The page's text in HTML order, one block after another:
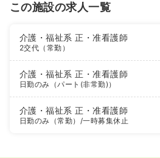
この施設の求人一覧
介護・福祉系正・准看護師
2交代（常勤）
介護・福祉系正・准看護師
日勤のみ（パート(非常勤)）
介護・福祉系正・准看護師
日勤のみ（常勤） /一時募集休止